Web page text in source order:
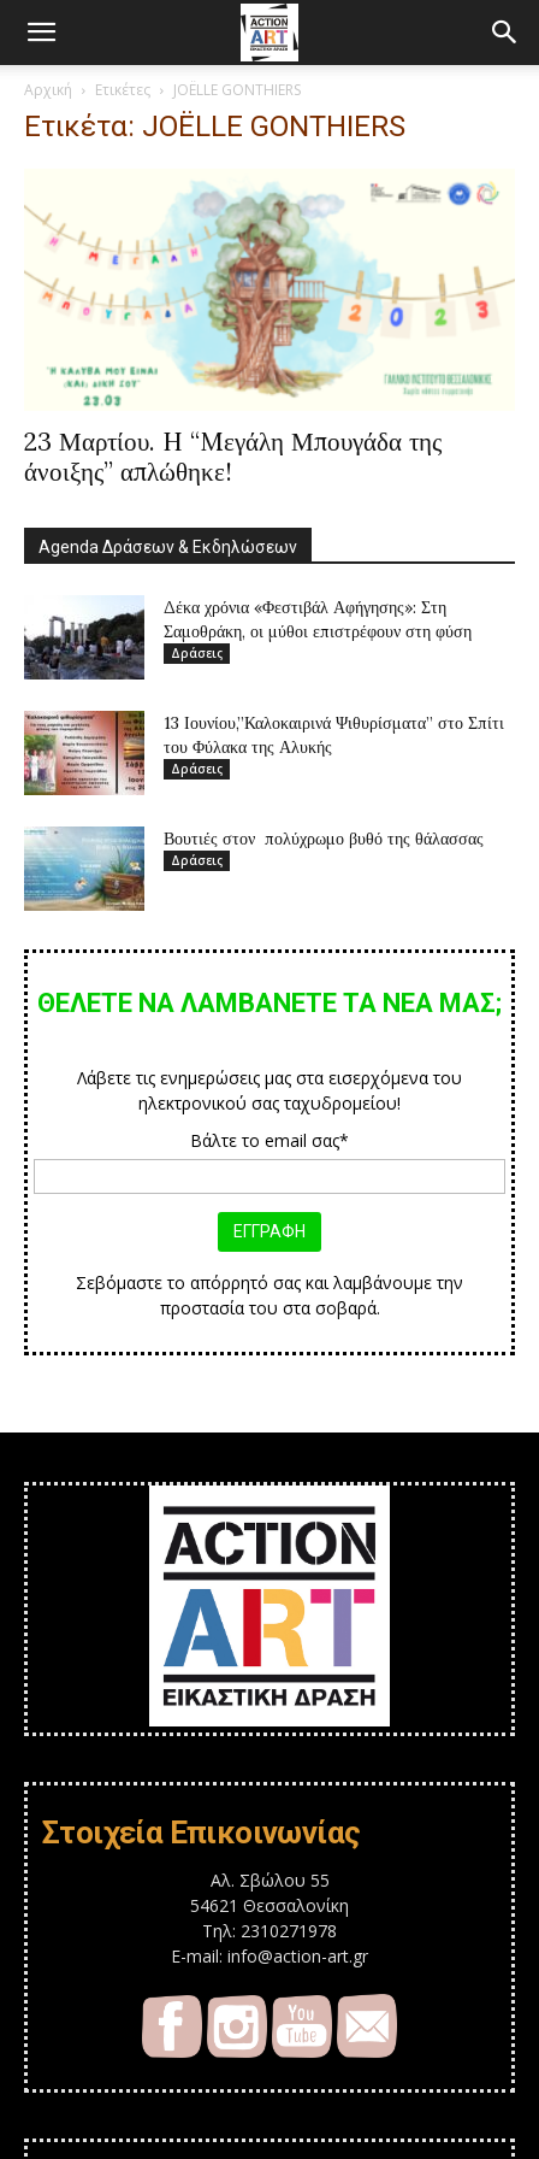
Αρχική Ετικέτες JOЁLLE GONTHIERS
Ετικέτα: JOЁLLE GONTHIERS
23 Μαρτίου. H “Mεγάλη Μπουγάδα της
άνοιξης” απλώθηκε!
Agenda Δράσεων & Εκδηλώσεων
Δέκα χρόνια «Φεστιβάλ Αφήγησης»: Στη
Σαμοθράκη, οι μύθοι επιστρέφουν στη φύση
Δράσεις
13 Ιουνίου,”Καλοκαιρινά Ψιθυρίσματα” στο Σπίτι
του Φύλακα της Αλυκής
Δράσεις
Βουτιές στον πολύχρωμο βυθό της θάλασσας
Δράσεις
ΘΕΛΕΤΕ ΝΑ ΛΑΜΒΑΝΕΤΕ ΤΑ ΝΕΑ ΜΑΣ;
Λάβετε τις ενημερώσεις μας στα εισερχόμενα του
ηλεκτρονικού σας ταχυδρομείου!
Βάλτε το email σας*
Σεβόμαστε το απόρρητό σας και λαμβάνουμε την
προστασία του στα σοβαρά.
Στοιχεία Επικοινωνίας
Αλ. Σβώλου 55
54621 Θεσσαλονίκη
Τηλ: 2310271978
E-mail: info@action-art.gr